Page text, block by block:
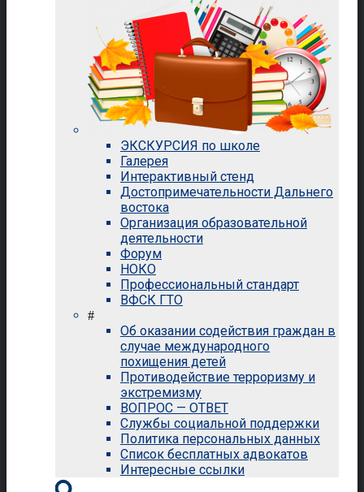
ЭКСКУРСИЯ по школе
Галерея
Интерактивный стенд
Достопримечательности Дальнего
востока
Организация образовательной
деятельности
Форум
НОКО
Профессиональный стандарт
ВФСК ГТО
#
Об оказании содействия граждан в
случае международного
похищения детей
Противодействие терроризму и
экстремизму
ВОПРОС — ОТВЕТ
Службы социальной поддержки
Политика персональных данных
Список бесплатных адвокатов
Интересные ссылки